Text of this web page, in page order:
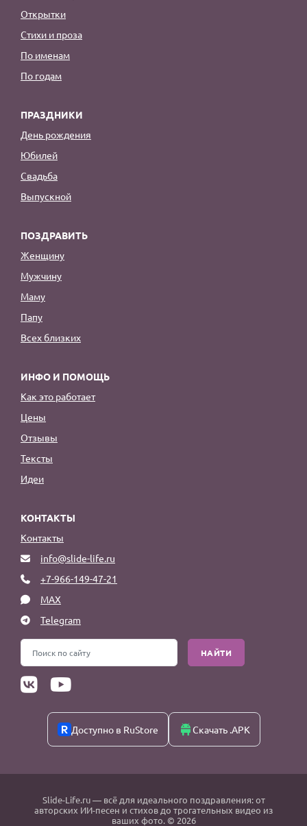
Открытки
Стихи и проза
По именам
По годам
ПРАЗДНИКИ
День рождения
Юбилей
Свадьба
Выпускной
ПОЗДРАВИТЬ
Женщину
Мужчину
Маму
Папу
Всех близких
ИНФО И ПОМОЩЬ
Как это работает
Цены
Отзывы
Тексты
Идеи
КОНТАКТЫ
Контакты
info@slide-life.ru
+7-966-149-47-21
MAX
Telegram
НАЙТИ
Доступно в RuStore Скачать .APK
Slide-Life.ru— всё для идеального поздравления: от
авторских ИИ-песен и стихов до трогательных видео из
ваших фото. © 2026